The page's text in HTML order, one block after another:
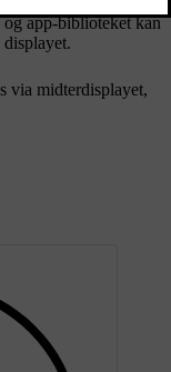
app-biblioteket kan
displayet.
via midterdisplayet,